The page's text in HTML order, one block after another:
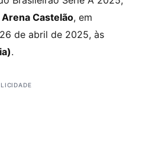
Arena Castelão, em
de abril de 2025, às
.